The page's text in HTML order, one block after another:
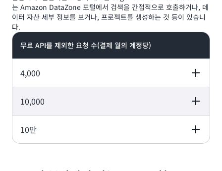
는 Amazon DataZone 포털에서 검색을 간접적으로 호출하거나, 데
이터 자산 세부 정보를 보거나, 프로젝트를 생성하는 것 등이 있습니
다.
무료 API를 제외한 요청 수(결제 월의 계정당)
4,000
발생 요금(결제 월)
0 USD
용 이후 포함된 요청
결제 월의 첫
10,000
발생 요금(결제 월)
10만